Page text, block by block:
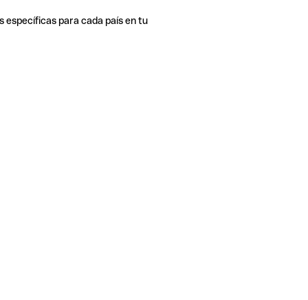
específicas para cada país en tu